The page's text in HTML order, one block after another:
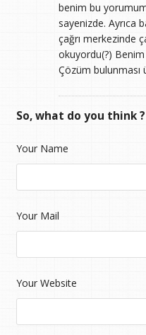
benim bu
sayenizde. Ayrıca
çağrı merkezinde
okuyordu(?) Benim
Çözüm bulunması
So, what do you think ?
Your Name
Your Mail
Your Website